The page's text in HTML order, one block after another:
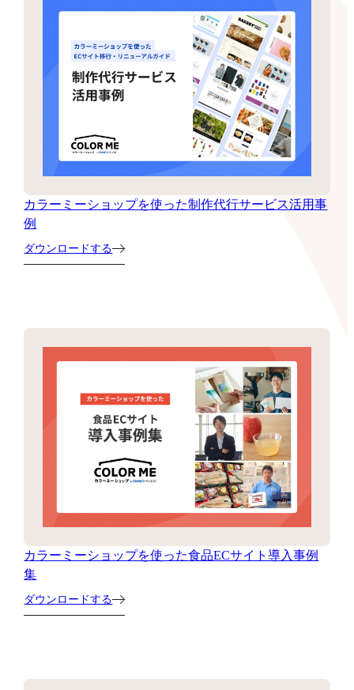
カラーミーショップを使った制作代行サービス活用事
例
ダウンロードする
カラーミーショップを使った食品ECサイト導入事例
集
ダウンロードする